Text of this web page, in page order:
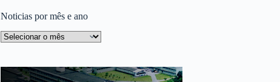
Noticias por mês e ano